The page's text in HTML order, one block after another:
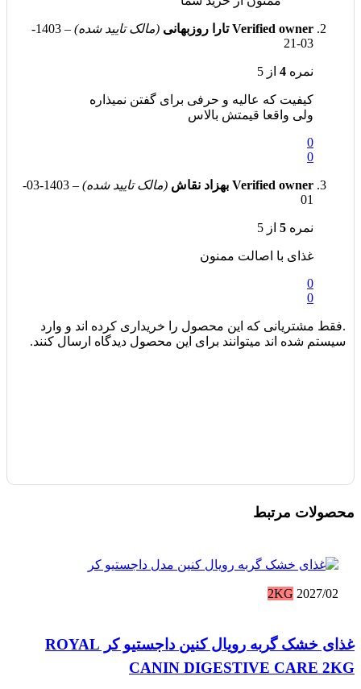
Verified owner تارا روزبهانی (مالک تایید شده) –
1403-
03-21
نمره 4 از 5
کیفیت که عالیه و حرفی برای گفتن نمیذاره
ولی واقعا قیمتش بالاس
0
0
Verified owner بهزاد نقاش (مالک تایید شده) –
1403-03-
01
نمره 5 از 5
غذای با اصالت ممنون
0
0
.فقط مشتریانی که این محصول را خریداری کرده اند و وارد
سیستم شده اند میتوانند برای این محصول دیدگاه ارسال کنند.
محصولات مرتبط
2027/02
2KG
غذای خشک گربه رویال کنین داجستیو کر ROYAL
CANIN DIGESTIVE CARE 2KG